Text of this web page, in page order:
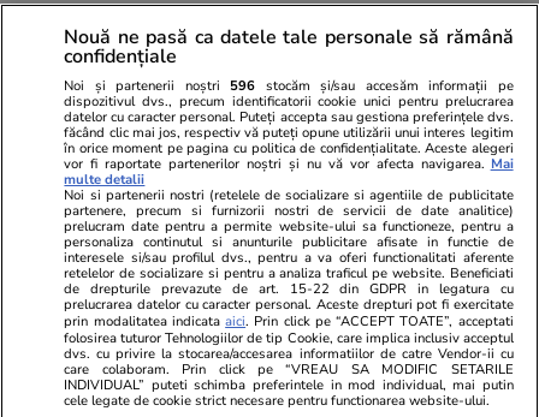
Exclusiv
Știri România 13:36
Care este starea marinarilor de
pe nava cu GPL atacată în
Marea Neagră, aduși la Tulcea:
„Unul a fost intubat”
Analiză
Știri România 12:53
Cum încearcă MAI să salveze
megacontractul de 800 de
milioane de euro din SAFE
pentru cele 380.000 de arme
Nouă ne pasă ca datele tale personale să rămână
confidențiale
Noi și partenerii noștri 596 stocăm și/sau accesăm informații pe
dispozitivul dvs., precum identificatorii cookie unici pentru prelucrarea
datelor cu caracter personal. Puteți accepta sau gestiona preferințele dvs.
făcând clic mai jos, respectiv vă puteți opune utilizării unui interes legitim
în orice moment pe pagina cu politica de confidențialitate. Aceste alegeri
vor fi raportate partenerilor noștri și nu vă vor afecta navigarea. Mai
multe detalii
Noi si partenerii nostri (retelele de socializare si agentiile de publicitate
partenere, precum si furnizorii nostri de servicii de date analitice)
prelucram date pentru a permite website-ului sa functioneze, pentru a
personaliza continutul si anunturile publicitare afisate in functie de
interesele si/sau profilul dvs., pentru a va oferi functionalitati aferente
retelelor de socializare si pentru a analiza traficul pe website. Beneficiati
de drepturile prevazute de art. 15-22 din GDPR in legatura cu
prelucrarea datelor cu caracter personal. Aceste drepturi pot fi exercitate
prin modalitatea indicataaici. Prin click pe “ACCEPT TOATE”, acceptati
folosirea tuturor Tehnologiilor de tip Cookie, care implica inclusiv acceptul
dvs. cu privire la stocarea/accesarea informatiilor de catre Vendor-ii cu
care colaboram. Prin click pe “VREAU SA MODIFIC SETARILE
INDIVIDUAL” puteti schimba preferintele in mod individual, mai putin
cele legate de cookie strict necesare pentru functionarea website-ului.